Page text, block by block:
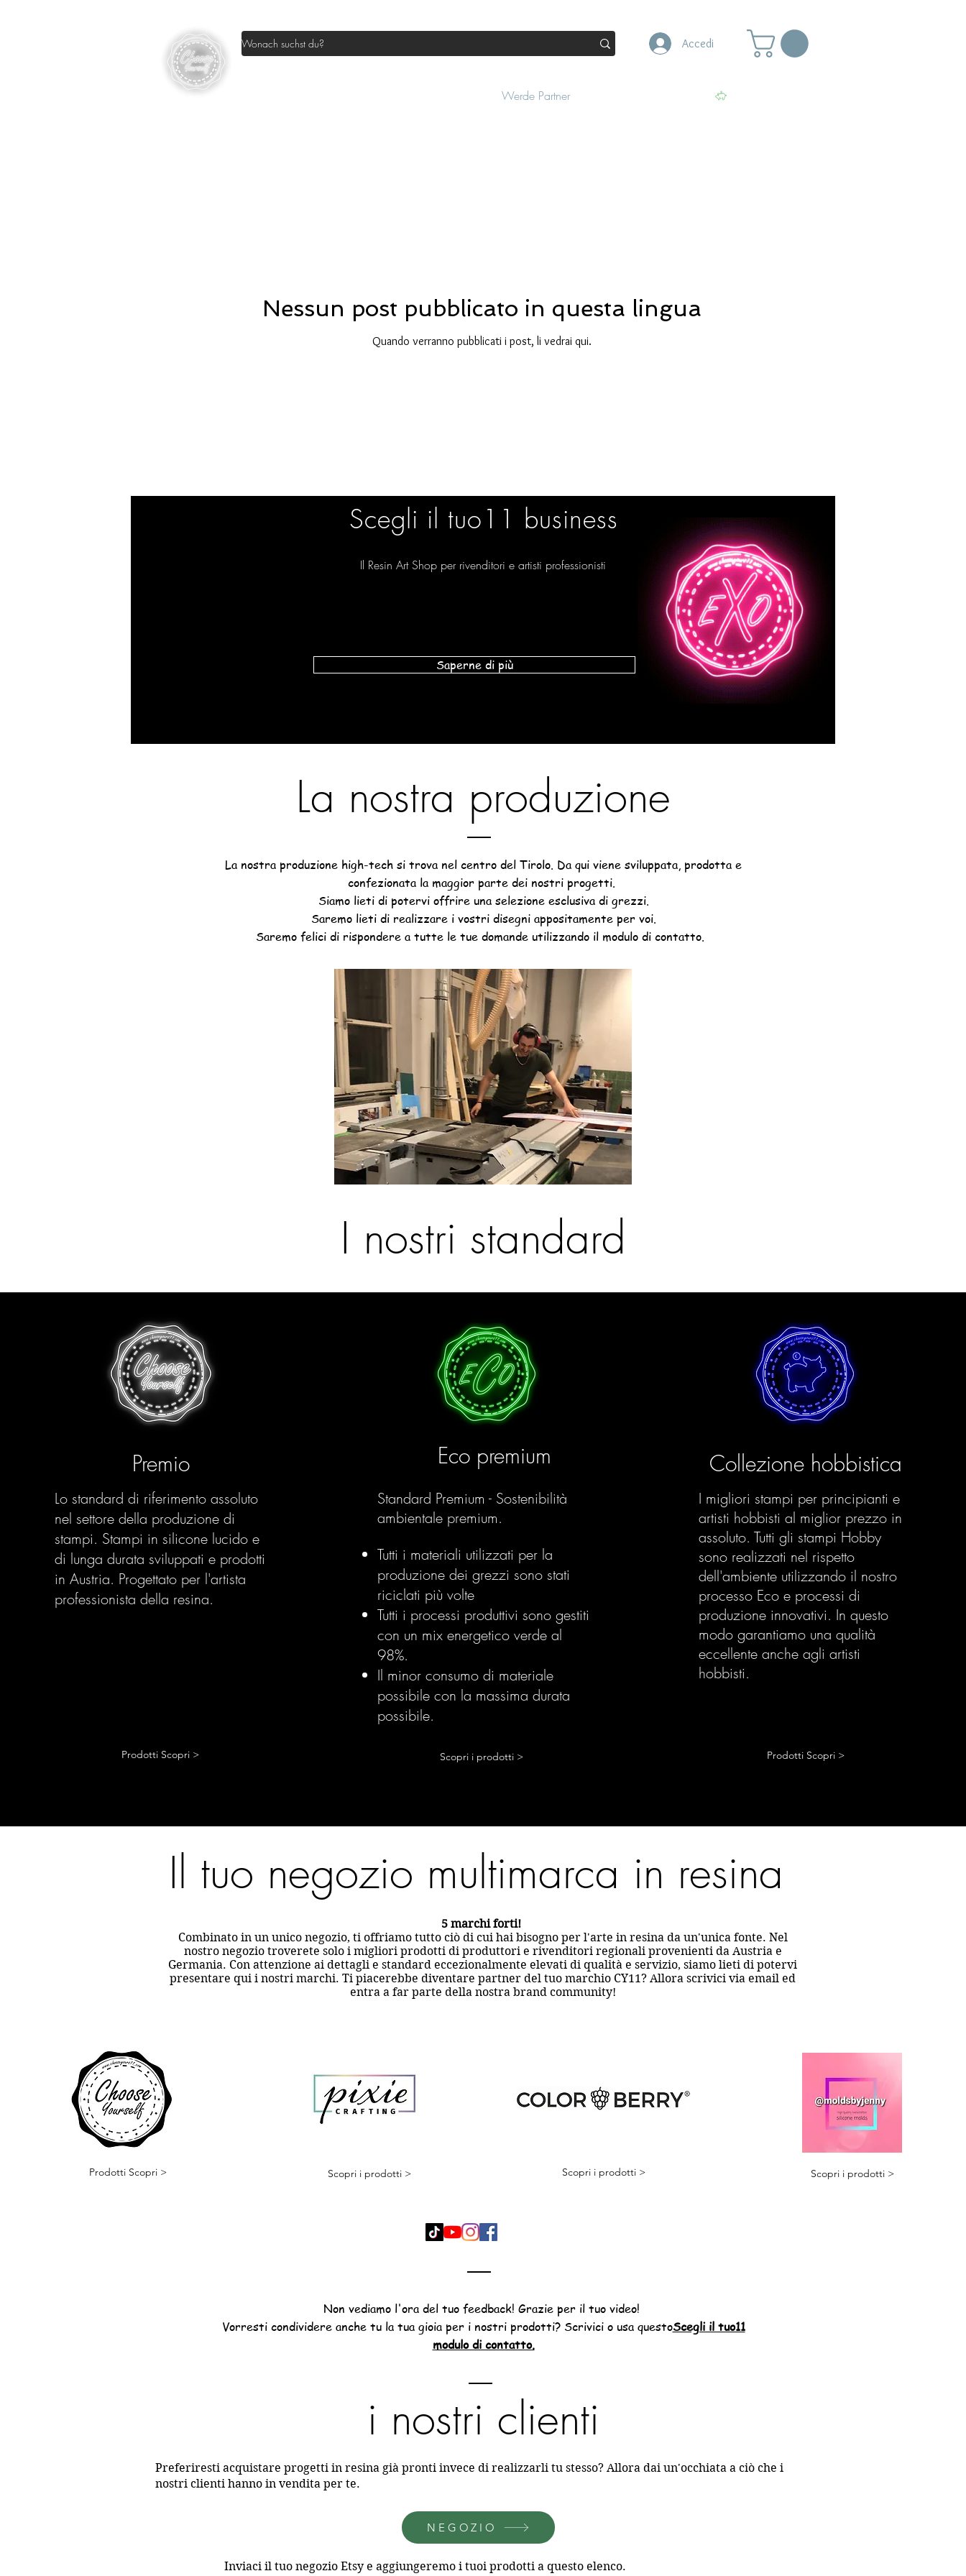
Accedi
Werde Partner
Nessun post pubblicato in questa lingua
Quando verranno pubblicati i post, li vedrai qui.
Scegli il tuo11 business
Il Resin Art Shop per rivenditori e artisti professionisti
Saperne di più
Scegli il tuo11 business
La nostra produzione
La nostra produzione high-tech si trova nel centro del Tirolo. Da qui viene sviluppata, prodotta e
confezionata la maggior parte dei nostri progetti.
Siamo lieti di potervi offrire una selezione esclusiva di grezzi.
Saremo lieti di realizzare i vostri disegni appositamente per voi.
Saremo felici di rispondere a tutte le tue domande utilizzando il modulo di contatto.
I nostri standard
Premio
Lo standard di riferimento assoluto
nel settore della produzione di
stampi. Stampi in silicone lucido e
di lunga durata sviluppati e prodotti
in Austria. Progettato per l'artista
professionista della resina.
Prodotti Scopri >
Eco premium
Standard Premium - Sostenibilità
ambientale premium.
Tutti i materiali utilizzati per la
produzione dei grezzi sono stati
riciclati più volte
Tutti i processi produttivi sono gestiti
con un mix energetico verde al
98%.
Il minor consumo di materiale
possibile con la massima durata
possibile.
Scopri i prodotti >
Collezione hobbistica
I migliori stampi per principianti e
artisti hobbisti al miglior prezzo in
assoluto. Tutti gli stampi Hobby
sono realizzati nel rispetto
dell'ambiente utilizzando il nostro
processo Eco e processi di
produzione innovativi. In questo
modo garantiamo una qualità
eccellente anche agli artisti
hobbisti.
Prodotti Scopri >
Il tuo negozio multimarca in resina
5 marchi forti!
Combinato in un unico negozio, ti offriamo tutto ciò di cui hai bisogno per l'arte in resina da un'unica fonte. Nel
nostro negozio troverete solo i migliori prodotti di produttori e rivenditori regionali provenienti da Austria e
Germania. Con attenzione ai dettagli e standard eccezionalmente elevati di qualità e servizio, siamo lieti di potervi
presentare qui i nostri marchi. Ti piacerebbe diventare partner del tuo marchio CY11? Allora scrivici via email ed
entra a far parte della nostra brand community!
Prodotti Scopri > Scopri i prodotti > Scopri i prodotti > Scopri i prodotti >
Non vediamo l'ora del tuo feedback! Grazie per il tuo video!
Vorresti condividere anche tu la tua gioia per i nostri prodotti? Scrivici o usa questoScegli il tuo11
modulo di contatto.
i nostri clienti
Preferiresti acquistare progetti in resina già pronti invece di realizzarli tu stesso? Allora dai un'occhiata a ciò che i
nostri clienti hanno in vendita per te.
NEGOZIO
Inviaci il tuo negozio Etsy e aggiungeremo i tuoi prodotti a questo elenco.